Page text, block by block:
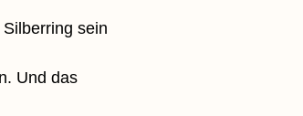
sein
Und das